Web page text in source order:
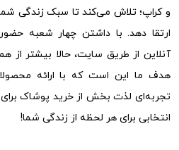
و کراپ؛ تلاش می‌کند تا سبک زندگی
ارتقا دهد. با داشتن چهار شعبه
آنلاین از طریق سایت، حالا بیشتر
هدف ما این است که با ارائه
تجربه‌ای لذت بخش از خرید پوشاک
انتخابی برای هر لحظه از زندگی شما!